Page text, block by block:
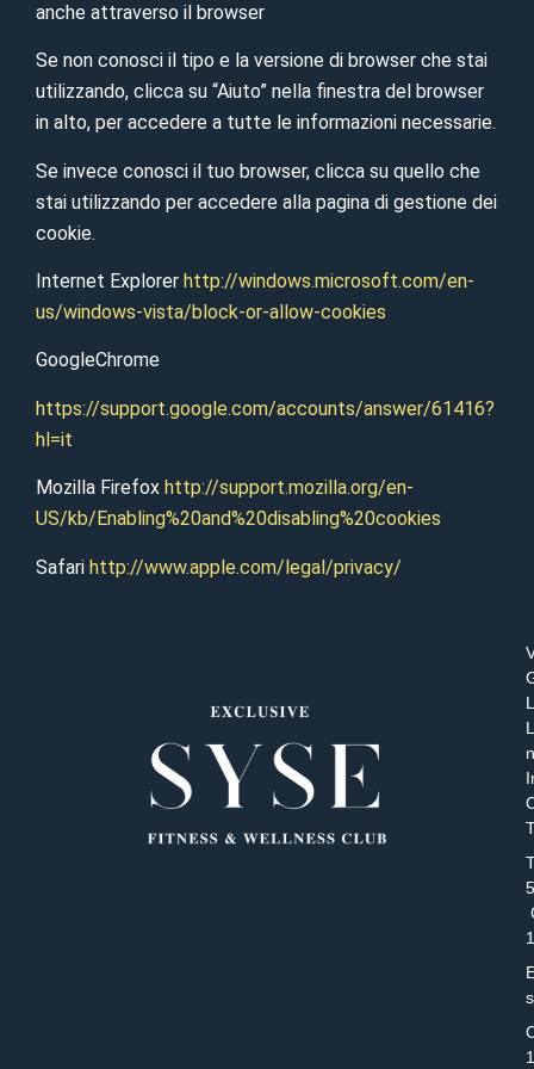
anche attraverso il browser
Se non conosci il tipo e la versione di browser che stai
utilizzando, clicca su “Aiuto” nella finestra del browser
in alto, per accedere a tutte le informazioni necessarie.
Se invece conosci il tuo browser, clicca su quello che
stai utilizzando per accedere alla pagina di gestione dei
cookie.
Internet Explorer http://windows.microsoft.com/en-
us/windows-vista/block-or-allow-cookies
GoogleChrome
https://support.google.com/accounts/answer/61416?
hl=it
Mozilla Firefox http://support.mozilla.org/en-
US/kb/Enabling%20and%20disabling%20cookies
Safari http://www.apple.com/legal/privacy/